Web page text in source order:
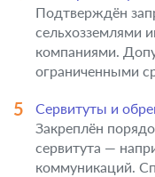
Подтверждён
сельхозземлями
компаниями.
ограниченными
Сервитуты и
Закреплён
сервитута —
коммуникаций.